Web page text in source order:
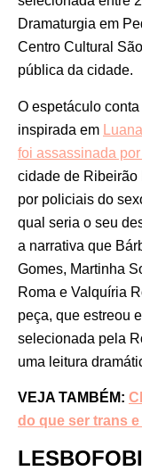
Dramaturgia em
Centro Cultural
pública da cidade.
O espetáculo
inspirada em
foi assassinada
cidade de Ribeirão
por policiais do
qual seria o seu
a narrativa que
Gomes, Martinha
Roma e Valquíria
peça, que estreou
selecionada pela
uma leitura
VEJA TAMBÉM:
do que ser trans